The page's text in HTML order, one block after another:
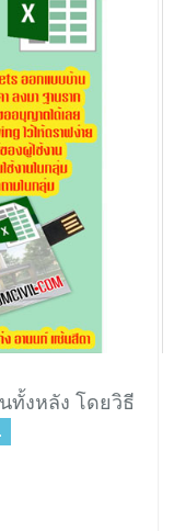
ทั้งหลัง โดยวิธี